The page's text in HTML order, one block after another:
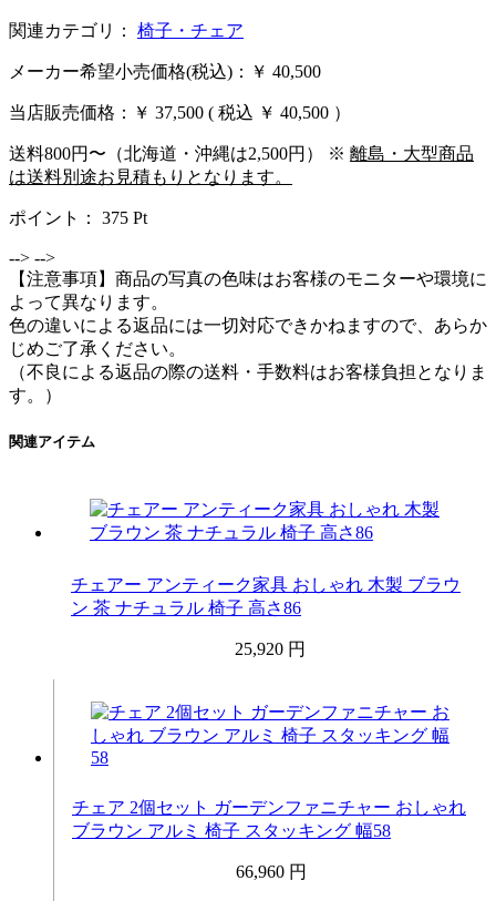
関連カテゴリ： 椅子・チェア
メーカー希望小売価格(税込)：￥ 40,500
当店販売価格： ￥ 37,500 ( 税込 ￥ 40,500 ）
送料800円〜（北海道・沖縄は2,500円） ※ 離島・大型商品
は送料別途お見積もりとなります。
ポイント： 375 Pt
--> -->
【注意事項】商品の写真の色味はお客様のモニターや環境に
よって異なります。
色の違いによる返品には一切対応できかねますので、あらか
じめご了承ください。
（不良による返品の際の送料・手数料はお客様負担となりま
す。）
関連アイテム
チェアー アンティーク家具 おしゃれ 木製 ブラウ
ン 茶 ナチュラル 椅子 高さ86
25,920 円
チェア 2個セット ガーデンファニチャー おしゃれ
ブラウン アルミ 椅子 スタッキング 幅58
66,960 円